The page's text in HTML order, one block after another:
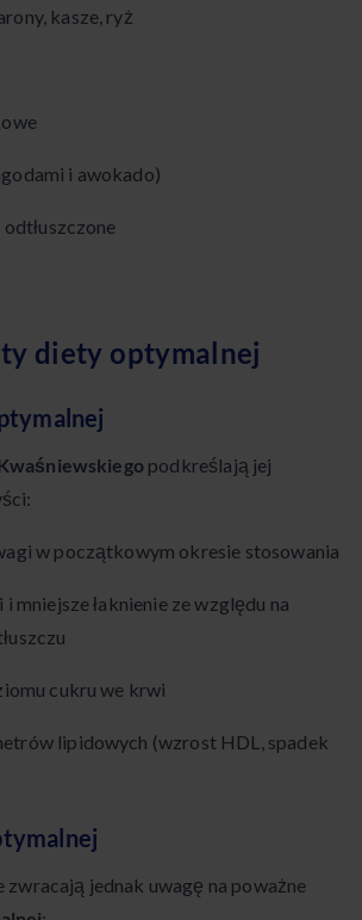
kasze, ryż
i awokado)
diety optymalnej
podkreślają jej
w początkowym okresie stosowania
mniejsze łaknienie ze względu na
cukru we krwi
lipidowych (wzrost HDL, spadek
jednak uwagę na poważne